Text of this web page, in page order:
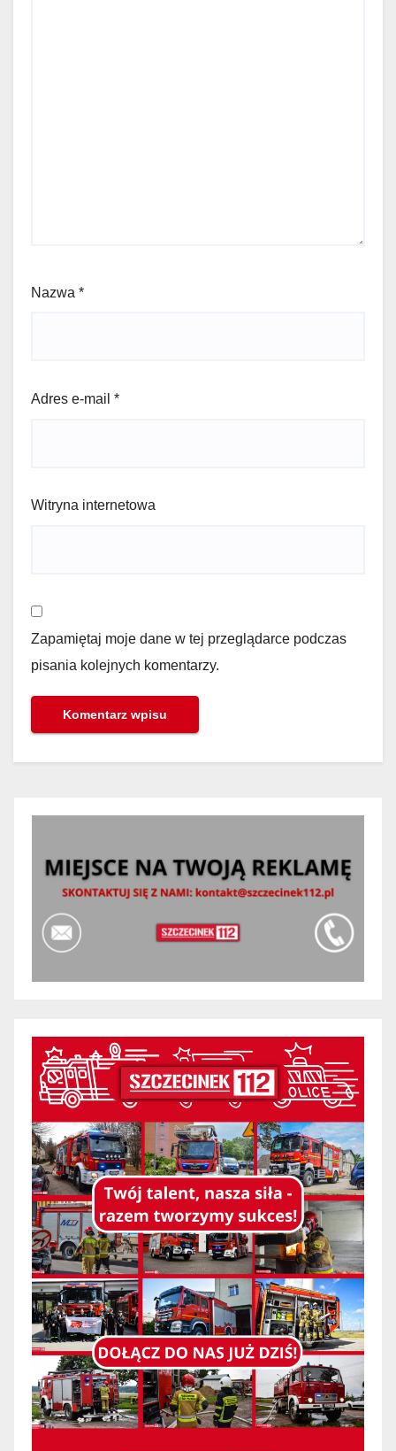
Nazwa *
Adres e-mail *
Witryna internetowa
Zapamiętaj moje dane w tej przeglądarce podczas
pisania kolejnych komentarzy.